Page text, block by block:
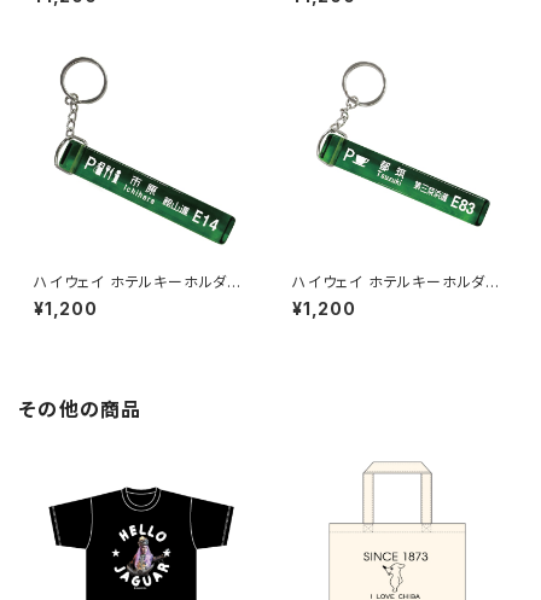
ハイウェイ ホテルキーホルダー
【市原】
¥1,200
ハイウェイ ホテルキーホルダー
【都筑】
¥1,200
その他の商品